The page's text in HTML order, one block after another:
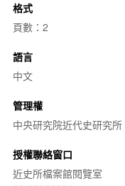
格式
頁數：2
語言
中文
管理權
中央研究院近代史研究所
授權聯絡窗口
近史所檔案館閱覽室